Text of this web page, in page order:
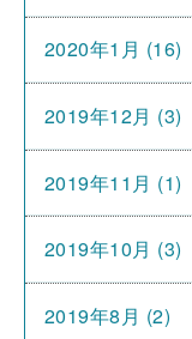
2020年1月 (16)
2019年12月 (3)
2019年11月 (1)
2019年10月 (3)
2019年8月 (2)